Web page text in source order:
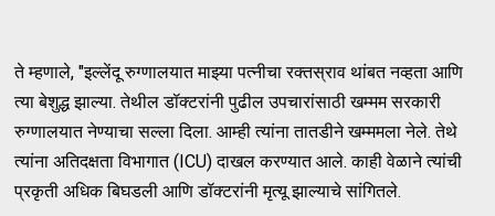
ते म्हणाले, "इल्लेंदू रुग्णालयात माझ्या पत्नीचा रक्तस्राव थांबत नव्हता आणि
त्या बेशुद्ध झाल्या. तेथील डॉक्टरांनी पुढील उपचारांसाठी खम्मम सरकारी
रुग्णालयात नेण्याचा सल्ला दिला. आम्ही त्यांना तातडीने खम्ममला नेले. तेथे
त्यांना अतिदक्षता विभागात (ICU) दाखल करण्यात आले. काही वेळाने त्यांची
प्रकृती अधिक बिघडली आणि डॉक्टरांनी मृत्यू झाल्याचे सांगितले.